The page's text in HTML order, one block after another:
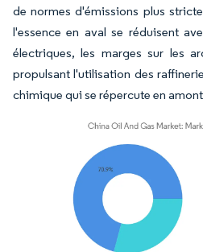
de normes d'émissions plus
l'essence en aval se réduisent
électriques, les marges sur les
propulsant l'utilisation des
chimique qui se répercute en